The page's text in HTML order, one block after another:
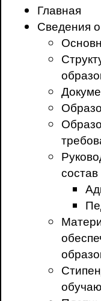
Главная
Сведения
состав